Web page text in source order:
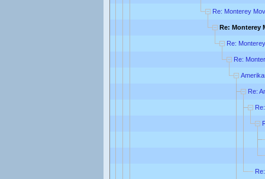
Re: Monterey
Re: Monterey
Re:
Re:
Re: